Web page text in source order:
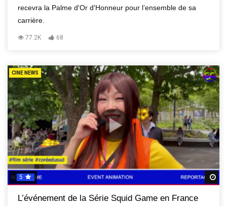
recevra la Palme d'Or d'Honneur pour l’ensemble de sa
carrière.
77.2K 68
CINE NEWS
5
L’événement de la Série Squid Game en France